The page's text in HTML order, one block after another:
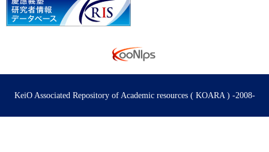
KeiO Associated Repository of Academic resources ( KOARA ) -2008-